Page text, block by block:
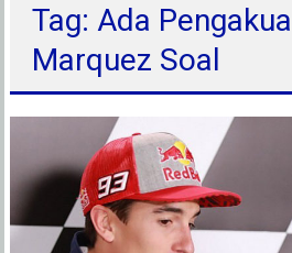
Tag: Ada
Marquez Soal